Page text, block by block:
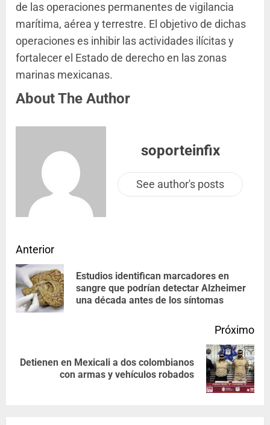
de las operaciones permanentes de vigilancia
marítima, aérea y terrestre. El objetivo de dichas
operaciones es inhibir las actividades ilícitas y
fortalecer el Estado de derecho en las zonas
marinas mexicanas.
About The Author
soporteinfix
See author's posts
Anterior
Estudios identifican marcadores en
sangre que podrían detectar Alzheimer
una década antes de los síntomas
Próximo
Detienen en Mexicali a dos colombianos
con armas y vehículos robados